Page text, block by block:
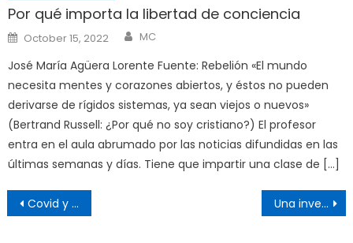
Por qué importa la libertad de conciencia
Posted
on
October 15, 2022 Author
MC
José María Agüera Lorente Fuente: Rebelión «El mundo
necesita mentes y corazones abiertos, y éstos no pueden
derivarse de rígidos sistemas, ya sean viejos o nuevos»
(Bertrand Russell: ¿Por qué no soy cristiano?) El profesor
entra en el aula abrumado por las noticias difundidas en las
últimas semanas y días. Tiene que impartir una clase de […]
Post
navigation
Covid y vacunas transgénicas Una investigación independiente denuncia que los grandes bancos mundiales lavan cantidades inmensas de dinero sucio